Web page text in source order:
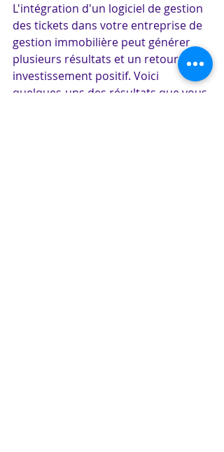
L'intégration d'un logiciel de gestion
des tickets dans votre entreprise de
gestion immobilière peut générer
plusieurs résultats et un retour sur
investissement positif. Voici
quelques-uns des résultats que vous